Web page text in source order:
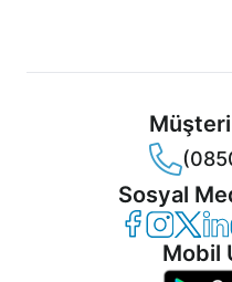
Sosyal
Casper
Casper
Mobil